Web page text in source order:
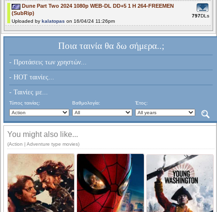
Dune Part Two 2024 1080p WEB-DL DD+5 1 H 264-FREEMEN
(SubRip)
Uploaded by kalatopas on 16/04/24 11:26pm
797DLs
Ποια ταινία θα δω σήμερα..;
- Προτάσεις των χρηστών...
- HOT ταινίες...
- Ταινίες με...
Τύπος ταινίας: Βαθμολογία: Έτος:
You might also like...
(Action | Adventure type movies)